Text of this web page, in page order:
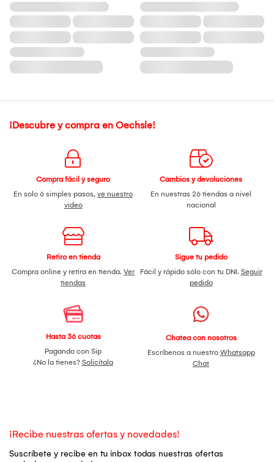
¡Descubre y compra en Oechsle!
Compra fácil y seguro
En solo 6 simples pasos, ve nuestro
video
Cambios y devoluciones
En nuestras 26 tiendas a nivel
nacional
Retiro en tienda
Compra online y retira en tienda. Ver
tiendas
Sigue tu pedido
Fácil y rápido sólo con tu DNI. Seguir
pedido
Hasta 36 cuotas
Pagando con Sip
¿No la tienes? Solicítala
Chatea con nosotros
Escríbenos a nuestro Whatsapp
Chat
¡Recibe nuestras ofertas y novedades!
Suscríbete y recibe en tu inbox todas nuestras ofertas